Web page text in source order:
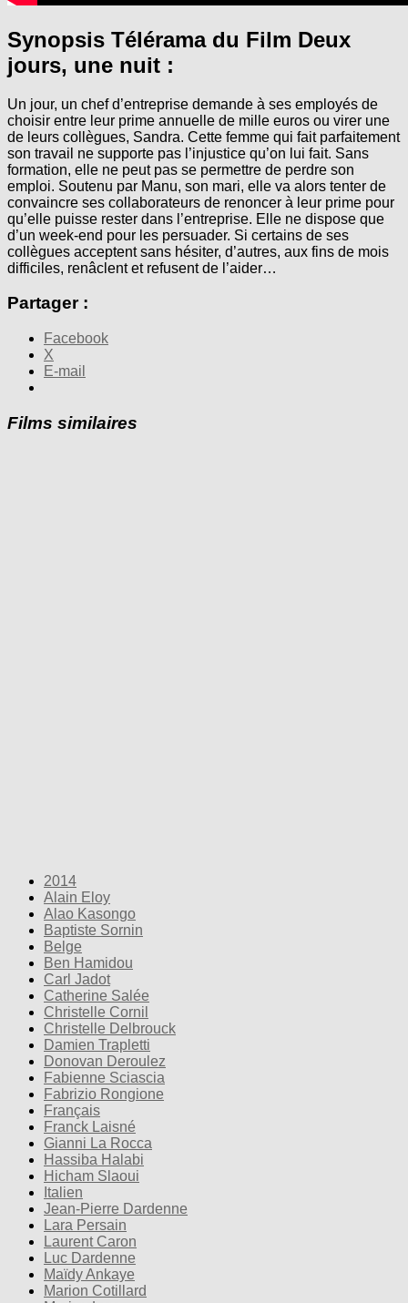
Synopsis Télérama du Film Deux
jours, une nuit :
Un jour, un chef d’entreprise demande à ses employés de
choisir entre leur prime annuelle de mille euros ou virer une
de leurs collègues, Sandra. Cette femme qui fait parfaitement
son travail ne supporte pas l’injustice qu’on lui fait. Sans
formation, elle ne peut pas se permettre de perdre son
emploi. Soutenu par Manu, son mari, elle va alors tenter de
convaincre ses collaborateurs de renoncer à leur prime pour
qu’elle puisse rester dans l’entreprise. Elle ne dispose que
d’un week-end pour les persuader. Si certains de ses
collègues acceptent sans hésiter, d’autres, aux fins de mois
difficiles, renâclent et refusent de l’aider…
Partager :
Facebook
X
E-mail
Films similaires
2014
Alain Eloy
Alao Kasongo
Baptiste Sornin
Belge
Ben Hamidou
Carl Jadot
Catherine Salée
Christelle Cornil
Christelle Delbrouck
Damien Trapletti
Donovan Deroulez
Fabienne Sciascia
Fabrizio Rongione
Français
Franck Laisné
Gianni La Rocca
Hassiba Halabi
Hicham Slaoui
Italien
Jean-Pierre Dardenne
Lara Persain
Laurent Caron
Luc Dardenne
Maïdy Ankaye
Marion Cotillard